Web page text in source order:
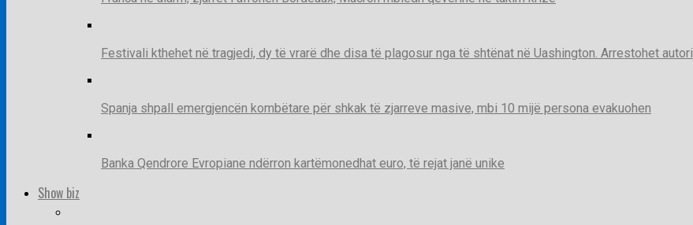
Festivali kthehet në tragjedi, dy të vrarë dhe disa të plagosur nga të shtënat në Uashington. Arrestohet autori
Spanja shpall emergjencën kombëtare për shkak të zjarreve masive, mbi 10 mijë persona evakuohen
Banka Qendrore Evropiane ndërron kartëmonedhat euro, të rejat janë unike
Show biz